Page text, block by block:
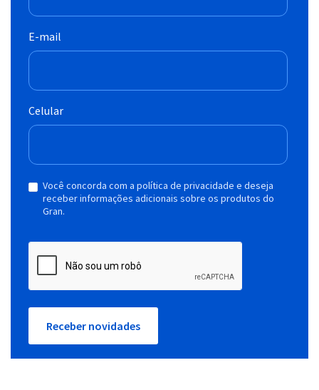
E-mail
Celular
Você concorda com a política de privacidade e deseja
receber informações adicionais sobre os produtos do
Gran.
Receber novidades